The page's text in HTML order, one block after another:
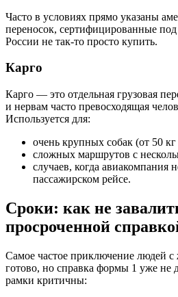
Часто в условиях прямо указаны
переносок, сертифицированные
России не так-то просто купить.
Карго
Карго — это отдельная грузовая
и нервам часто превосходящая
Используется для:
очень крупных собак (от 50
сложных маршрутов с
случаев, когда
пассажирском рейсе.
Сроки: как не
просроченной
Самое частое приключение людей
готово, но справка формы 1 уже не
рамки критичны: